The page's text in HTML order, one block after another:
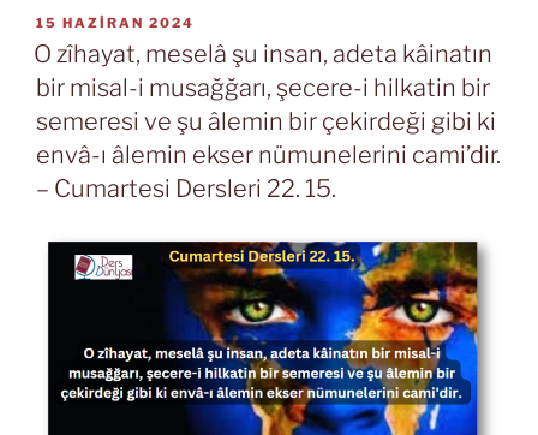
YAYIM
TARIHI
15 HAZIRAN 2024
O zîhayat, meselâ şu insan, adeta kâinatın
bir misal-i musağğarı, şecere-i hilkatin bir
semeresi ve şu âlemin bir çekirdeği gibi ki
envâ-ı âlemin ekser nümunelerini cami’dir.
– Cumartesi Dersleri 22. 15.